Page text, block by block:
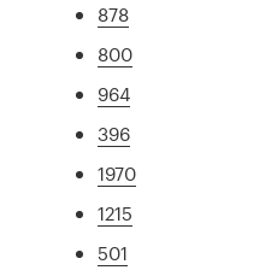
878
800
964
396
1970
1215
501